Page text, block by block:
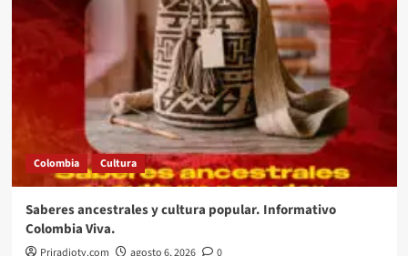
Colombia Cultura
Saberes ancestrales y cultura popular. Informativo
Colombia Viva.
Priradiotv.com agosto 6, 2026 0